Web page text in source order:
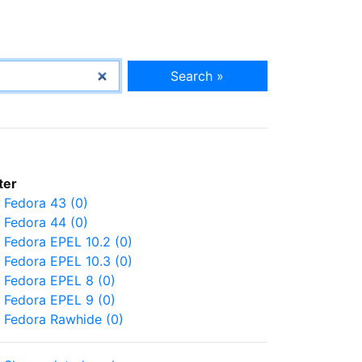
Search »
Fedora 43 (0)
Fedora 44 (0)
Fedora EPEL 10.2 (0)
Fedora EPEL 10.3 (0)
Fedora EPEL 8 (0)
Fedora EPEL 9 (0)
Fedora Rawhide (0)